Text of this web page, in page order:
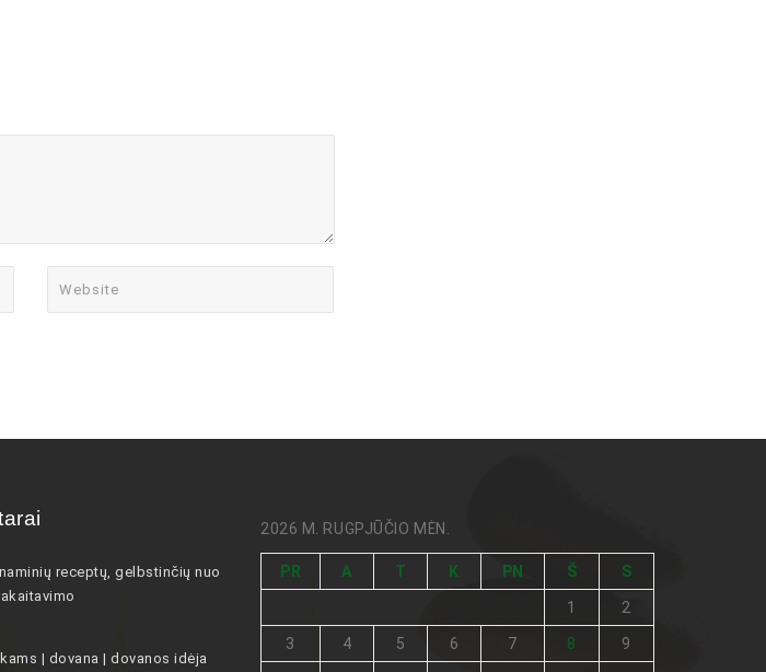
receptų, gelbstinčių nuo
| dovana | dovanos idėja
2026 M. RUGPJŪČIO MĖN.
PR A T K PN Š S
1 2
3 4 5 6 7 8 9